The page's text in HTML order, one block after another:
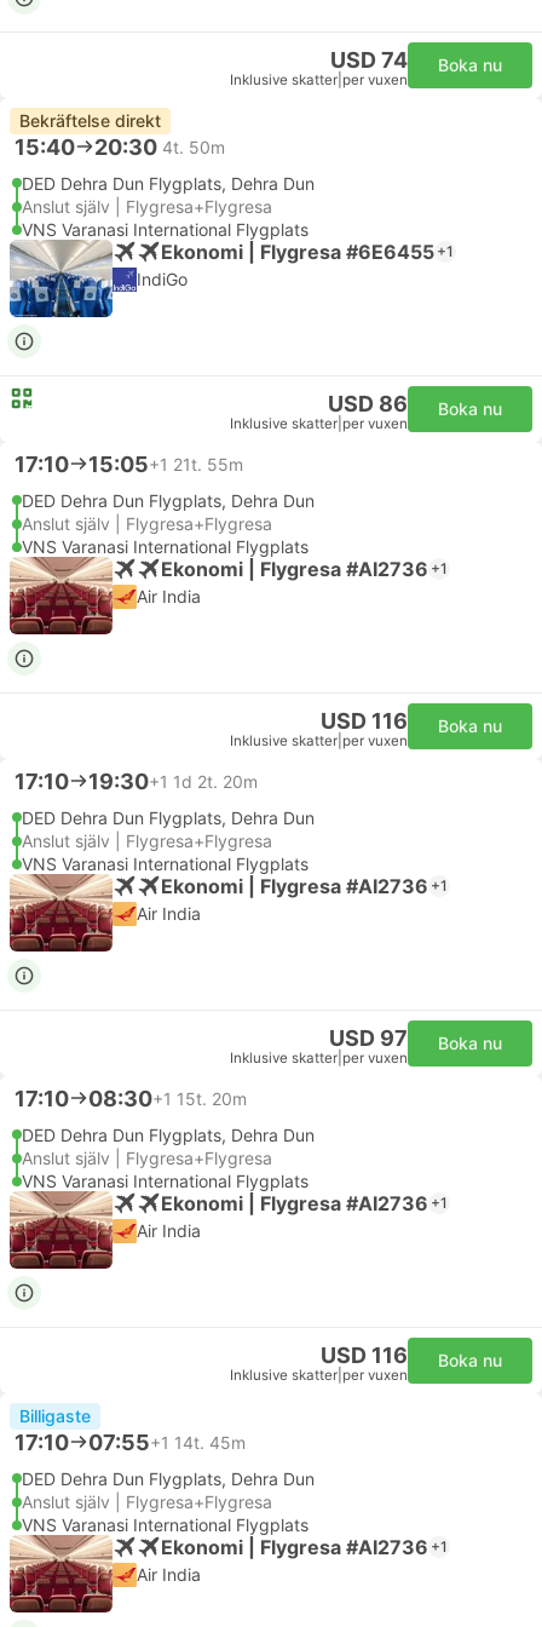
USD 74
Inklusive skatter per vuxen
Boka nu
Bekräftelse direkt
15:40 20:30 4t. 50m
DED Dehra Dun Flygplats, Dehra Dun
Anslut själv | Flygresa+Flygresa
VNS Varanasi International Flygplats
Ekonomi | Flygresa #6E6455 +1
IndiGo
USD 86
Inklusive skatter per vuxen
Boka nu
17:10 15:05+1 21t. 55m
DED Dehra Dun Flygplats, Dehra Dun
Anslut själv | Flygresa+Flygresa
VNS Varanasi International Flygplats
Ekonomi | Flygresa #AI2736 +1
Air India
USD 116
Inklusive skatter per vuxen
Boka nu
17:10 19:30+1 1d 2t. 20m
DED Dehra Dun Flygplats, Dehra Dun
Anslut själv | Flygresa+Flygresa
VNS Varanasi International Flygplats
Ekonomi | Flygresa #AI2736 +1
Air India
USD 97
Inklusive skatter per vuxen
Boka nu
17:10 08:30+1 15t. 20m
DED Dehra Dun Flygplats, Dehra Dun
Anslut själv | Flygresa+Flygresa
VNS Varanasi International Flygplats
Ekonomi | Flygresa #AI2736 +1
Air India
USD 116
Inklusive skatter per vuxen
Boka nu
Billigaste
17:10 07:55+1 14t. 45m
DED Dehra Dun Flygplats, Dehra Dun
Anslut själv | Flygresa+Flygresa
VNS Varanasi International Flygplats
Ekonomi | Flygresa #AI2736 +1
Air India